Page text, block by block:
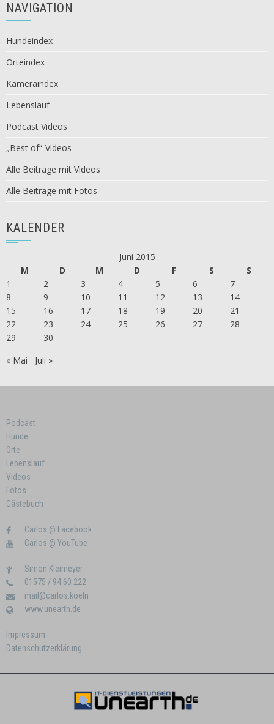
NAVIGATION
Hundeindex
Orteindex
Kameraindex
Lebenslauf
Podcast Videos
„Best of“-Videos
Alle Beiträge mit Videos
Alle Beiträge mit Fotos
KALENDER
Juni 2015
M
D M D F S
S
1
2 3 4 5 6
7
8
9 10 11 12 13
14
15
16 17 18 19 20
21
22
23 24 25 26 27
28
29
30
« Mai
Juli »
Podcast
Hunde
Orte
Lebenslauf
Videos
Fotos
Gästebuch
Carlos @ Facebook
Carlos @ YouTube
Simon Kleimeyer
01575 / 94 60 222
mail@carlos.koeln
www.unearth.de
Impressum
Datenschutzerklärung